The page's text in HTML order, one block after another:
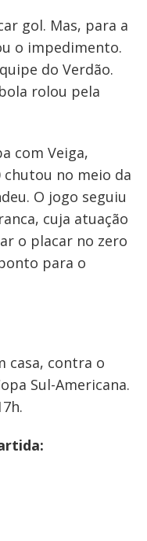
gol. Mas, para a
o impedimento.
do Verdão.
rolou pela
com Veiga,
chutou no meio da
O jogo seguiu
cuja atuação
o placar no zero
para o
casa, contra o
Sul-Americana.